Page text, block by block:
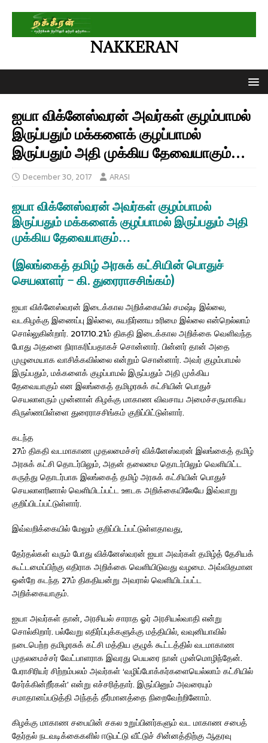
NAKKERAN
ஐயா விக்னேஸ்வரன் அவர்கள் குழம்பாமல்
இருப்பதும் மக்களைக் குழப்பாமல்
இருப்பதும் அதி முக்கிய தேவையாகும்…
December 30, 2017 ARASI
ஐயா விக்னேஸ்வரன் அவர்கள் குழம்பாமல்
இருப்பதும் மக்களைக் குழப்பாமல் இருப்பதும் அதி
முக்கிய தேவையாகும்…
(இலங்கைத் தமிழ் அரசுக் கட்சியின் பொதுச்
செயலாளர் – கி. துரைராசசிங்கம்)
ஐயா விக்னேஸ்வரன் இடைக்கால அறிக்கையில் சமஷ்டி இல்லை,
வடகிழக்கு இணைப்பு இல்லை, சுயநிர்ணய உரிமை இல்லை என்றெல்லாம்
சொல்லுகின்றார். 2017.10.21ம் திகதி இடைக்கால அறிக்கை வெளிவந்த
போது அதனை நிராகரிப்பதாகச் சொன்னார். பின்னர் தான் அதை
முழுமையாக வாசிக்கவில்லை என்றும் சொன்னார். அவர் குழம்பாமல்
இருப்பதும், மக்களைக் குழப்பாமல் இருப்பதும் அதி முக்கிய
தேவையாகும் என இலங்கைத் தமிழரசுக் கட்சியின் பொதுச்
செயலாளரும் முன்னாள் கிழக்கு மாகாண விவசாய அமைச்சருமாகிய
கிருஸ்ணபிள்ளை துரைராசசிங்கம் குறிப்பிட்டுள்ளார்.
கடந்த
27ம் திகதி வடமாகாண முதலமைச்சர் விக்னேஸ்வரன் இலங்கைத் தமிழ்
அரசுக் கட்சி தொடர்பிலும், அதன் தலைமை தொடர்பிலும் வெளியிட்ட
கருத்து தொடர்பாக இலங்கைத் தமிழ் அரசுக் கட்சியின் பொதுச்
செயலாளரினால் வெளியிடப்பட்ட ஊடக அறிக்கையிலேயே இவ்வாறு
குறிப்பிடப்பட்டுள்ளார்.
இவ்வறிக்கையில் மேலும் குறிப்பிடப்பட்டுள்ளதாவது,
தேர்தல்கள் வரும் போது விக்னேஸ்வரன் ஐயா அவர்கள் தமிழ்த் தேசியக்
கூட்டமைப்பிற்கு எதிராக அறிக்கை வெளியிடுவது வழமை. அவ்விதமான
ஒன்றே கடந்த 27ம் திகதியன்று அவரால் வெளியிடப்பட்ட
அறிக்கையாகும்.
ஐயா அவர்கள் தான், அரசியல் சாராத ஓர் அரசியல்வாதி என்று
சொல்கிறார். பல்வேறு எதிர்ப்புக்களுக்கு மத்தியில், வவுனியாவில்
நடைபெற்ற தமிழரசுக் கட்சி மத்திய குழுக் கூட்டத்தில் வடமாகாண
முதலமைச்சர் வேட்பாளராக இவரது பெயரை நான் முன்மொழிந்தேன்.
பேராசிரியர் சிற்றம்பலம் அவர்கள் ‘வழிப்போக்கர்களையெல்லாம் கட்சியில்
சேர்க்கின்றீர்கள்’ என்று எச்சரித்தார். இருப்பினும் அவரையும்
சமாதானப்படுத்தி அந்தத் தீர்மானத்தை நிறைவேற்றினோம்.
கிழக்கு மாகாண சபையின் சகல உறுப்பினர்களும் வட மாகாண சபைத்
தேர்தல் நடவடிக்கைகளில் ஈடுபட்டு வீட்டுச் சின்னத்திற்கு ஆதரவு